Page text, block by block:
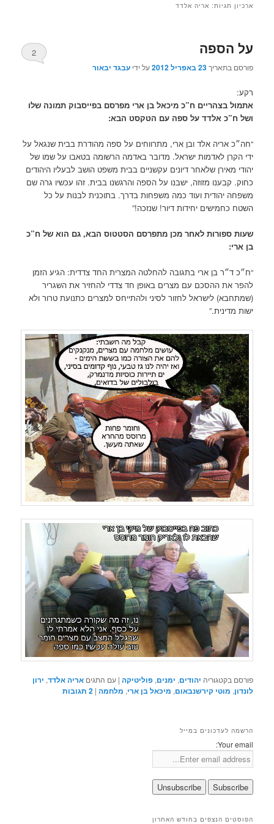
ארכיון תגיות: אריה אלדד
על הספה
פורסם בתאריך23 באפריל 2012 על ידיעבגד יבאור
2
רקע:
אתמול בצהריים ח”כ מיכאל בן ארי מפרסם בפייסבוק תמונה שלו
ושל ח”כ אלדד על ספה עם הטקסט הבא:
“חה״כ אריה אלד ובן ארי, מתרווחים על ספה מהודרת בבית שנגאל על
ידי הקרן לאדמות ישראל. מדובר באדמה הרשומה בטאבו על שמו של
יהודי מאירן שלאחר דיונים עקשניים בבית משפט הושב לבעליו היהודים
כחוק. קבענו מזוזה, ישבנו על הספה והרגשנו בבית. זהו עכשיו גרה שם
משפחה יהודית ועוד כמה משפחות בדרך. בתוכנית לבנות על כל
השטח כחמישים יחידות דיור! שנזכה!”
שעות ספורות לאחר מכן מתפרסם הסטטוס הבא, גם הוא של ח”כ
בן ארי:
“ח״כ ד״ר בן ארי בתגובה להחלטה המצרית החד צדדית: הגיע הזמן
להפר את ההסכם עם מצרים באופן חד צדדי להחזיר את השגריר
(שמתחבא) לישראל לחזור לסיני ולהתייחס למצרים כתנועת טרור ולא
ישות מדינית.”
פורסם בקטגוריה יהודים, ימנים,פוליטיקה |עם התגים אריה אלדד, ירון
לונדון, מוטי קירשנבאום, מיכאל בן ארי, מלחמה |
2 תגובות
הרשמה לעדכונים במייל
Your email:
הפוסטים הנצפים בחודש האחרון